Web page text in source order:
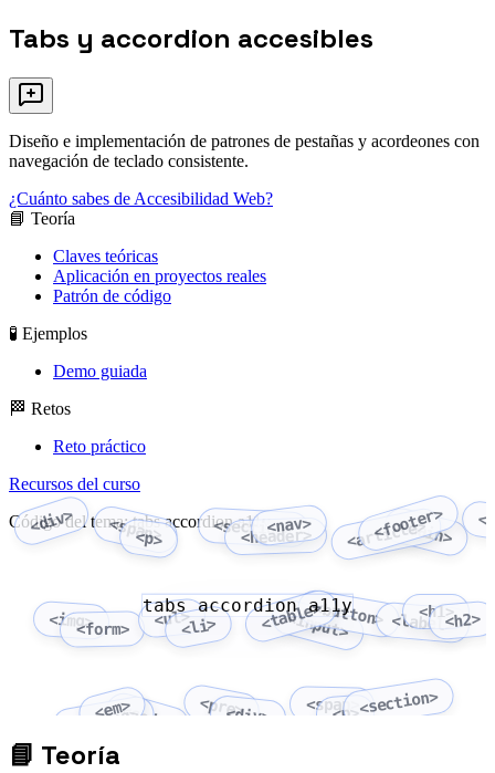
Tabs y accordion accesibles
Diseño e implementación de patrones de pestañas y acordeones con
navegación de teclado consistente.
¿Cuánto sabes de Accesibilidad Web?
📘 Teoría
Claves teóricas
Aplicación en proyectos reales
Patrón de código
🧪 Ejemplos
Demo guiada
🏁 Retos
Reto práctico
Recursos del curso
Código del tema: tabs accordion a11y
<div> <span>
<p>
<section>
<header>
<nav> <article>
<footer>
<main>
<img><form>
<ul><li> <table>
<input>
<button> <label>
<h1><h2>
<strong>
<em><code> <pre><div> <span>
<p><section>
tabs accordion a11y
📘 Teoría